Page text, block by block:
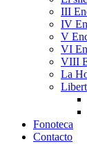
III
IV
V
VI
VIII
La
Fonoteca
Contacto